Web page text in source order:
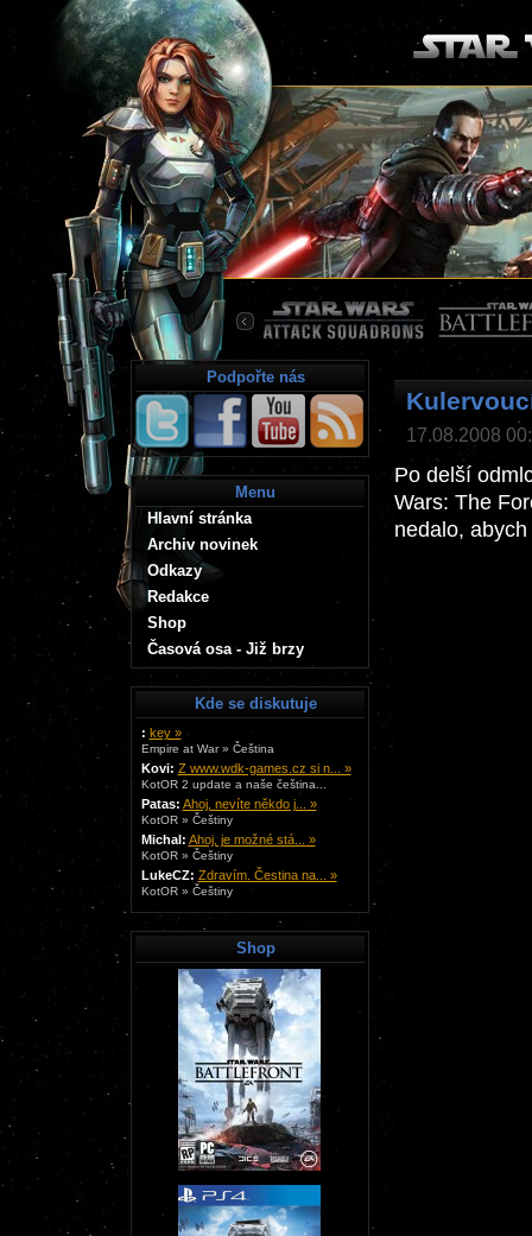
17.08.2008
Po delší
Wars: The
nedalo,
Podpořte nás
Menu
Hlavní stránka
Archiv novinek
Odkazy
Redakce
Shop
Časová osa - Již brzy
Kde se diskutuje
: key »
Empire at War » Čeština
Kovi: Z www.wdk-games.cz si n... »
KotOR 2 update a naše čeština...
Patas: Ahoj, nevíte někdo j... »
KotOR » Češtiny
Michal: Ahoj, je možné stá... »
KotOR » Češtiny
LukeCZ: Zdravím. Čestina na... »
KotOR » Češtiny
Shop